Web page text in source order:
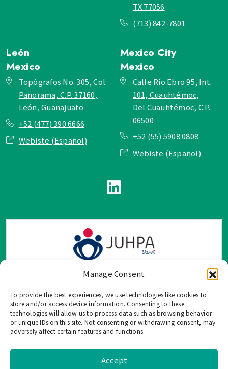
Manage Consent
To provide the best experiences, we use technologies like cookies to
store and/or access device information. Consenting to these
technologies will allow us to process data such as browsing behavior
or unique IDs on this site. Not consenting or withdrawing consent, may
adversely affect certain features and functions.
Accept
TX 77056
(713) 842-7801
León
Mexico
Topógrafos No. 305, Col.
Panorama, C.P. 37160,
León, Guanajuato
+52 (477) 390 6666
Webiste (Español)
Mexico City
Mexico
Calle Río Ebro 95, Int.
101, Cuauhtémoc,
Del.Cuauhtémoc, C.P.
06500
+52 (55) 5908 0808
Webiste (Español)
TOP Group または TOP en Español では、公式メールアドレ
ス、電話番号、ソーシャルネットワーク、フォームからのみ
ご連絡を受け付けております。
このウェブサイトに記載されていない不正な手段で、個人情
報を共有することはご遠慮ください。